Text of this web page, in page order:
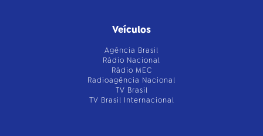
Veículos
Agência Brasil
Rádio Nacional
Rádio MEC
Radioagência Nacional
TV Brasil
TV Brasil Internacional